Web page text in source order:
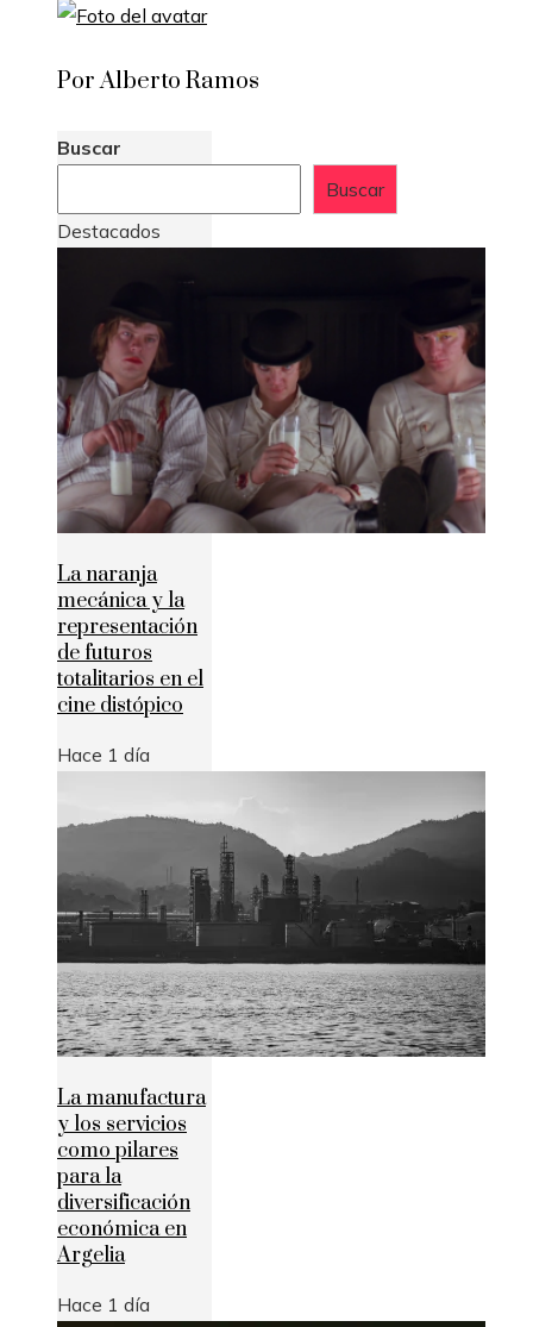
Por Alberto Ramos
Buscar
Buscar
Destacados
La naranja
mecánica y la
representación
de futuros
totalitarios en el
cine distópico
Hace 1 día
La manufactura
y los servicios
como pilares
para la
diversificación
económica en
Argelia
Hace 1 día